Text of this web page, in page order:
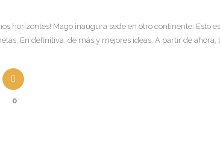
horizontes! Mago inaugura sede en otro continente.
En definitiva, de más y mejores ideas. A partir de
0